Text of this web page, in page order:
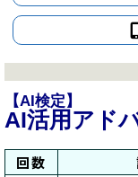
【AI検定】
AI活用アド
回数